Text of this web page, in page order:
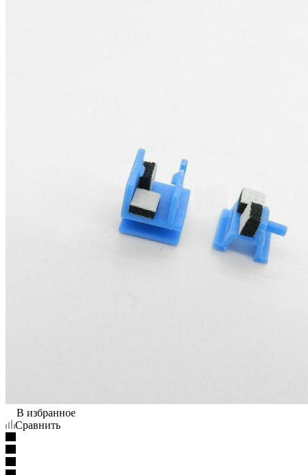
В избранное
Сравнить